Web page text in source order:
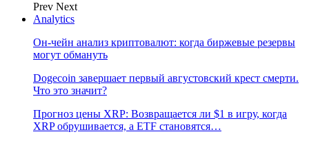
Prev Next
Analytics
Он-чейн анализ криптовалют: когда биржевые резервы
могут обмануть
Dogecoin завершает первый августовский крест смерти.
Что это значит?
Прогноз цены XRP: Возвращается ли $1 в игру, когда
XRP обрушивается, а ETF становятся…